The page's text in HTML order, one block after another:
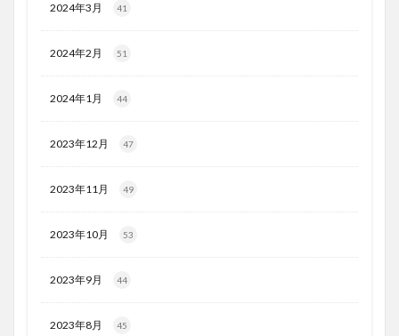
2024年3月 41
2024年2月 51
2024年1月 44
2023年12月 47
2023年11月 49
2023年10月 53
2023年9月 44
2023年8月 45